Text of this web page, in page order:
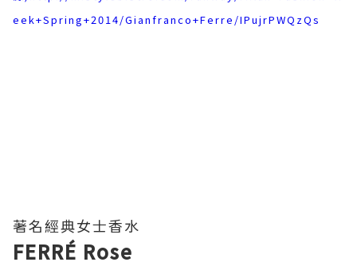
eek+Spring+2014/Gianfranco+Ferre/IPujrPWQzQs
著名經典女士香水
FERRÉ Rose